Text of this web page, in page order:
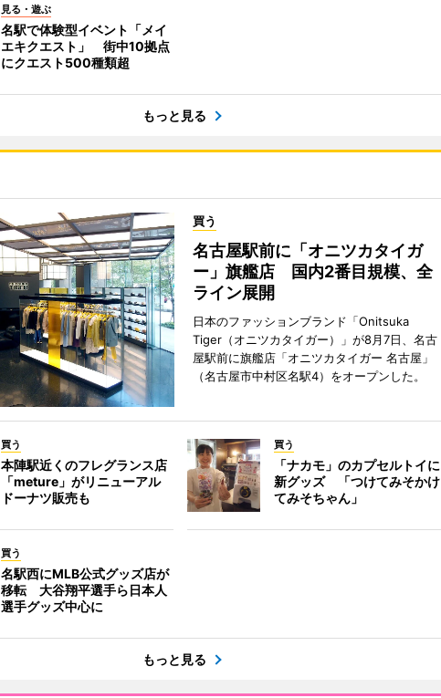
見る・遊ぶ
名駅で体験型イベント「メイ
エキクエスト」 街中10拠点
にクエスト500種類超
もっと見る
買う
名古屋駅前に「オニツカタイガ
ー」旗艦店 国内2番目規模、全
ライン展開
日本のファッションブランド「Onitsuka
Tiger（オニツカタイガー）」が8月7日、名古
屋駅前に旗艦店「オニツカタイガー 名古屋」
（名古屋市中村区名駅4）をオープンした。
買う
本陣駅近くのフレグランス店
「meture」がリニューアル
ドーナツ販売も
買う
「ナカモ」のカプセルトイに
新グッズ 「つけてみそかけ
てみそちゃん」
買う
名駅西にMLB公式グッズ店が
移転 大谷翔平選手ら日本人
選手グッズ中心に
もっと見る